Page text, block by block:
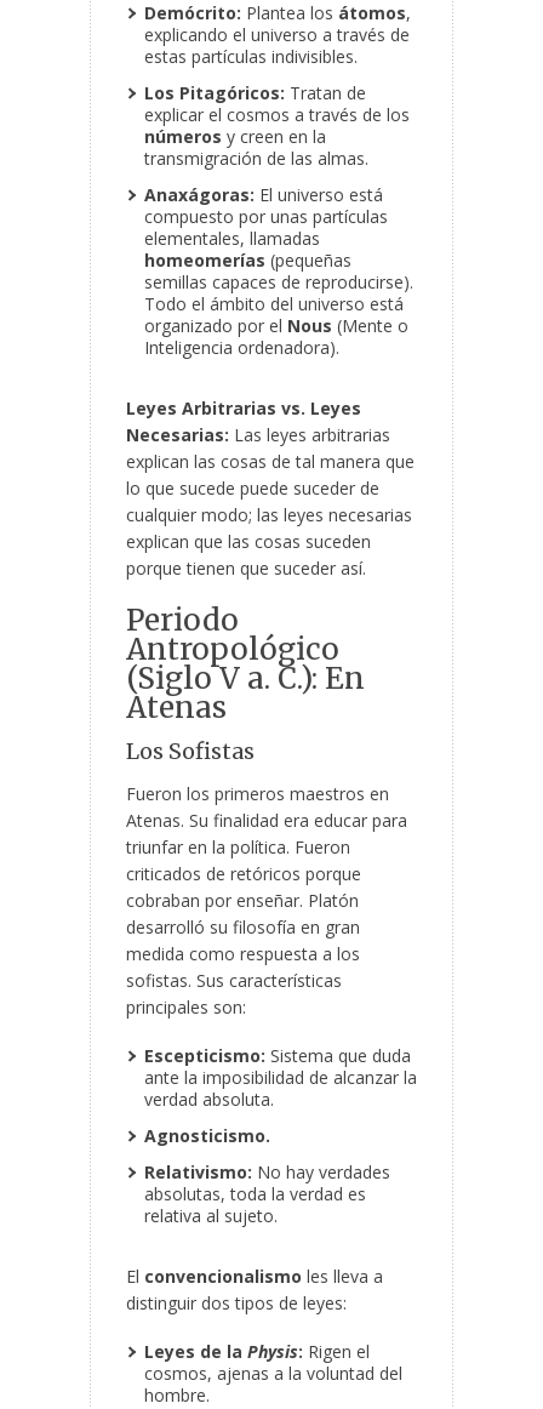
Demócrito: Plantea los átomos,
explicando el universo a través de
estas partículas indivisibles.
Los Pitagóricos: Tratan de
explicar el cosmos a través de los
números y creen en la
transmigración de las almas.
Anaxágoras: El universo está
compuesto por unas partículas
elementales, llamadas
homeomerías (pequeñas
semillas capaces de reproducirse).
Todo el ámbito del universo está
organizado por el Nous (Mente o
Inteligencia ordenadora).
Leyes Arbitrarias vs. Leyes
Necesarias: Las leyes arbitrarias
explican las cosas de tal manera que
lo que sucede puede suceder de
cualquier modo; las leyes necesarias
explican que las cosas suceden
porque tienen que suceder así.
Periodo
Antropológico
(Siglo V a. C.): En
Atenas
Los Sofistas
Fueron los primeros maestros en
Atenas. Su finalidad era educar para
triunfar en la política. Fueron
criticados de retóricos porque
cobraban por enseñar. Platón
desarrolló su filosofía en gran
medida como respuesta a los
sofistas. Sus características
principales son:
Escepticismo: Sistema que duda
ante la imposibilidad de alcanzar la
verdad absoluta.
Agnosticismo.
Relativismo: No hay verdades
absolutas, toda la verdad es
relativa al sujeto.
El convencionalismo les lleva a
distinguir dos tipos de leyes:
Leyes de la Physis: Rigen el
cosmos, ajenas a la voluntad del
hombre.